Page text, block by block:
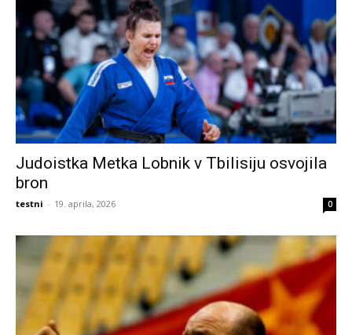
Judoistka Metka Lobnik v Tbilisiju osvojila
bron
testni - 19. aprila, 2026 0